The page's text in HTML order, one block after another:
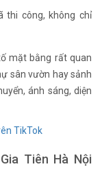
thi công, không chỉ
mặt bằng rất quan
sân vườn hay sảnh
ánh sáng, diện
TikTok
Tiên Hà Nội